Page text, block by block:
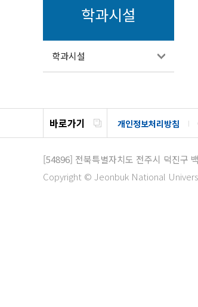
학과시설
학과시설
바로가기 개인정보처리방침
[54896] 전북특별자치도 전주시 덕진구
Copyright © Jeonbuk National